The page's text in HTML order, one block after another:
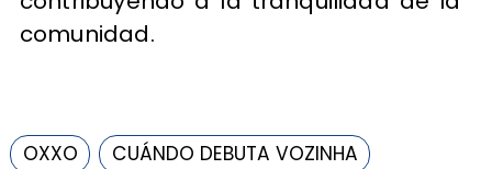
comunidad.
OXXO
CUÁNDO DEBUTA VOZINHA